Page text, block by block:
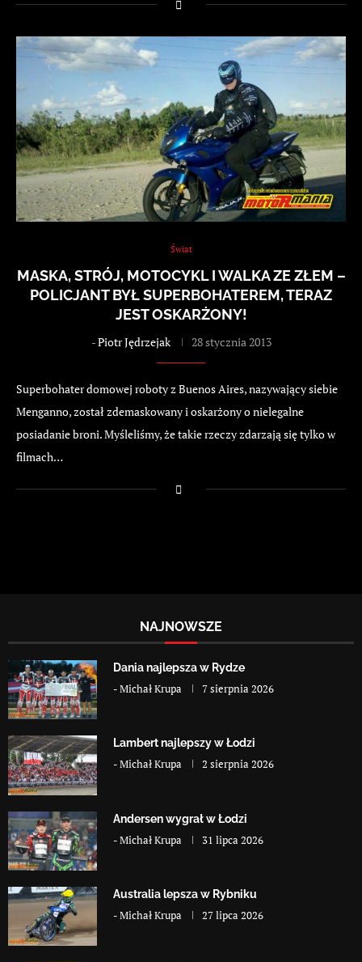
Świat
MASKA, STRÓJ, MOTOCYKL I WALKA ZE ZŁEM –
POLICJANT BYŁ SUPERBOHATEREM, TERAZ
JEST OSKARŻONY!
-Piotr Jędrzejak 28 stycznia 2013
Superbohater domowej roboty z Buenos Aires, nazywający siebie
Menganno, został zdemaskowany i oskarżony o nielegalne
posiadanie broni. Myśleliśmy, że takie rzeczy zdarzają się tylko w
filmach…
NAJNOWSZE
Dania najlepsza w Rydze
-Michał Krupa 7 sierpnia 2026
Lambert najlepszy w Łodzi
-Michał Krupa 2 sierpnia 2026
Andersen wygrał w Łodzi
-Michał Krupa 31 lipca 2026
Australia lepsza w Rybniku
-Michał Krupa 27 lipca 2026